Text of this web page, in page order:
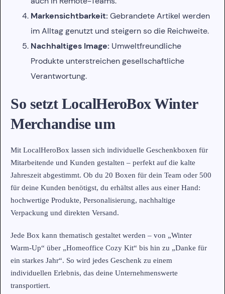
Markensichtbarkeit: Gebrandete Artikel werden
im Alltag genutzt und steigern so die Reichweite.
Nachhaltiges Image: Umweltfreundliche
Produkte unterstreichen gesellschaftliche
Verantwortung.
So setzt LocalHeroBox Winter
Merchandise um
Mit LocalHeroBox lassen sich individuelle Geschenkboxen für
Mitarbeitende und Kunden gestalten – perfekt auf die kalte
Jahreszeit abgestimmt. Ob du 20 Boxen für dein Team oder 500
für deine Kunden benötigst, du erhältst alles aus einer Hand:
hochwertige Produkte, Personalisierung, nachhaltige
Verpackung und direkten Versand.
Jede Box kann thematisch gestaltet werden – von „Winter
Warm-Up“ über „Homeoffice Cozy Kit“ bis hin zu „Danke für
ein starkes Jahr“. So wird jedes Geschenk zu einem
individuellen Erlebnis, das deine Unternehmenswerte
transportiert.